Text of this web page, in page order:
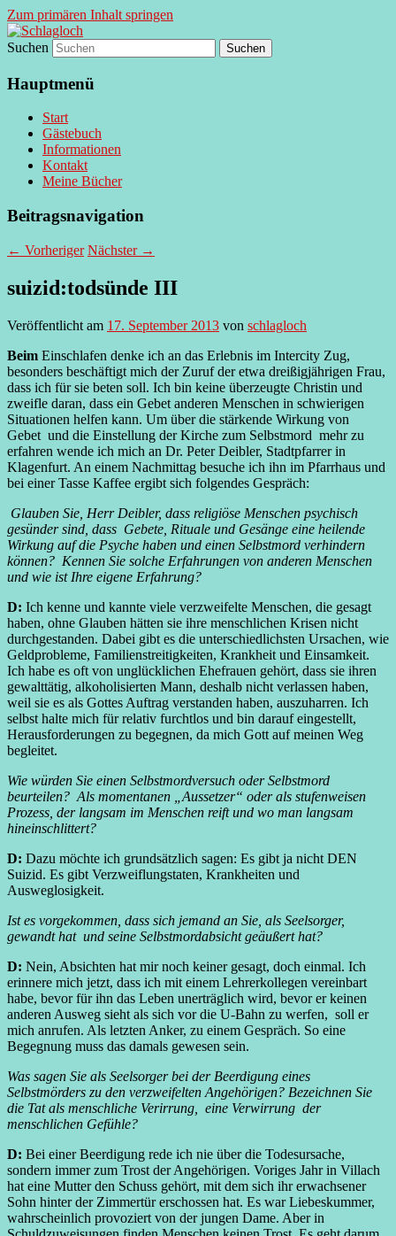
Zum primären Inhalt springen
Schlagloch
supersberger taggedanken
Suchen
Hauptmenü
Start
Gästebuch
Informationen
Kontakt
Meine Bücher
Beitragsnavigation
← Vorheriger Nächster →
suizid:todsünde III
Veröffentlicht am 17. September 2013 von schlagloch
Beim Einschlafen denke ich an das Erlebnis im Intercity Zug,
besonders beschäftigt mich der Zuruf der etwa dreißigjährigen Frau,
dass ich für sie beten soll. Ich bin keine überzeugte Christin und
zweifle daran, dass ein Gebet anderen Menschen in schwierigen
Situationen helfen kann. Um über die stärkende Wirkung von
Gebet und die Einstellung der Kirche zum Selbstmord mehr zu
erfahren wende ich mich an Dr. Peter Deibler, Stadtpfarrer in
Klagenfurt. An einem Nachmittag besuche ich ihn im Pfarrhaus und
bei einer Tasse Kaffee ergibt sich folgendes Gespräch:
Glauben Sie, Herr Deibler, dass religiöse Menschen psychisch
gesünder sind, dass Gebete, Rituale und Gesänge eine heilende
Wirkung auf die Psyche haben und einen Selbstmord verhindern
können? Kennen Sie solche Erfahrungen von anderen Menschen
und wie ist Ihre eigene Erfahrung?
D: Ich kenne und kannte viele verzweifelte Menschen, die gesagt
haben, ohne Glauben hätten sie ihre menschlichen Krisen nicht
durchgestanden. Dabei gibt es die unterschiedlichsten Ursachen, wie
Geldprobleme, Familienstreitigkeiten, Krankheit und Einsamkeit.
Ich habe es oft von unglücklichen Ehefrauen gehört, dass sie ihren
gewalttätig, alkoholisierten Mann, deshalb nicht verlassen haben,
weil sie es als Gottes Auftrag verstanden haben, auszuharren. Ich
selbst halte mich für relativ furchtlos und bin darauf eingestellt,
Herausforderungen zu begegnen, da mich Gott auf meinen Weg
begleitet.
Wie würden Sie einen Selbstmordversuch oder Selbstmord
beurteilen? Als momentanen „Aussetzer“ oder als stufenweisen
Prozess, der langsam im Menschen reift und wo man langsam
hineinschlittert?
D: Dazu möchte ich grundsätzlich sagen: Es gibt ja nicht DEN
Suizid. Es gibt Verzweiflungstaten, Krankheiten und
Ausweglosigkeit.
Ist es vorgekommen, dass sich jemand an Sie, als Seelsorger,
gewandt hat und seine Selbstmordabsicht geäußert hat?
D: Nein, Absichten hat mir noch keiner gesagt, doch einmal. Ich
erinnere mich jetzt, dass ich mit einem Lehrerkollegen vereinbart
habe, bevor für ihn das Leben unerträglich wird, bevor er keinen
anderen Ausweg sieht als sich vor die U-Bahn zu werfen, soll er
mich anrufen. Als letzten Anker, zu einem Gespräch. So eine
Begegnung muss das damals gewesen sein.
Was sagen Sie als Seelsorger bei der Beerdigung eines
Selbstmörders zu den verzweifelten Angehörigen? Bezeichnen Sie
die Tat als menschliche Verirrung, eine Verwirrung der
menschlichen Gefühle?
D: Bei einer Beerdigung rede ich nie über die Todesursache,
sondern immer zum Trost der Angehörigen. Voriges Jahr in Villach
hat eine Mutter den Schuss gehört, mit dem sich ihr erwachsener
Sohn hinter der Zimmertür erschossen hat. Es war Liebeskummer,
wahrscheinlich provoziert von der jungen Dame. Aber in